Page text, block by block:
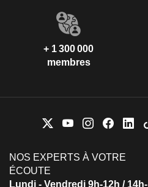
+ 1 300 000
membres
NOS EXPERTS À VOTRE
ÉCOUTE
Lundi - Vendredi 9h-12h / 14h-